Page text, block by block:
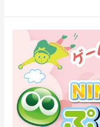
NINJACUP
よ
ぷ